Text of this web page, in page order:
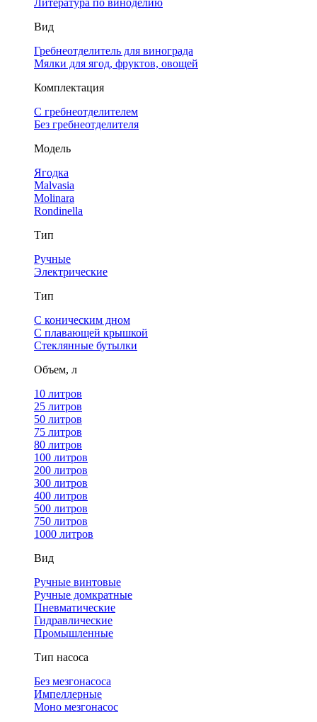
Литература по виноделию
Вид
Гребнеотделитель для винограда
Мялки для ягод, фруктов, овощей
Комплектация
С гребнеотделителем
Без гребнеотделителя
Модель
Ягодка
Malvasia
Molinara
Rondinella
Тип
Ручные
Электрические
Тип
С коническим дном
С плавающей крышкой
Стеклянные бутылки
Объем, л
10 литров
25 литров
50 литров
75 литров
80 литров
100 литров
200 литров
300 литров
400 литров
500 литров
750 литров
1000 литров
Вид
Ручные винтовые
Ручные домкратные
Пневматические
Гидравлические
Промышленные
Тип насоса
Без мезгонасоса
Импеллерные
Моно мезгонасос